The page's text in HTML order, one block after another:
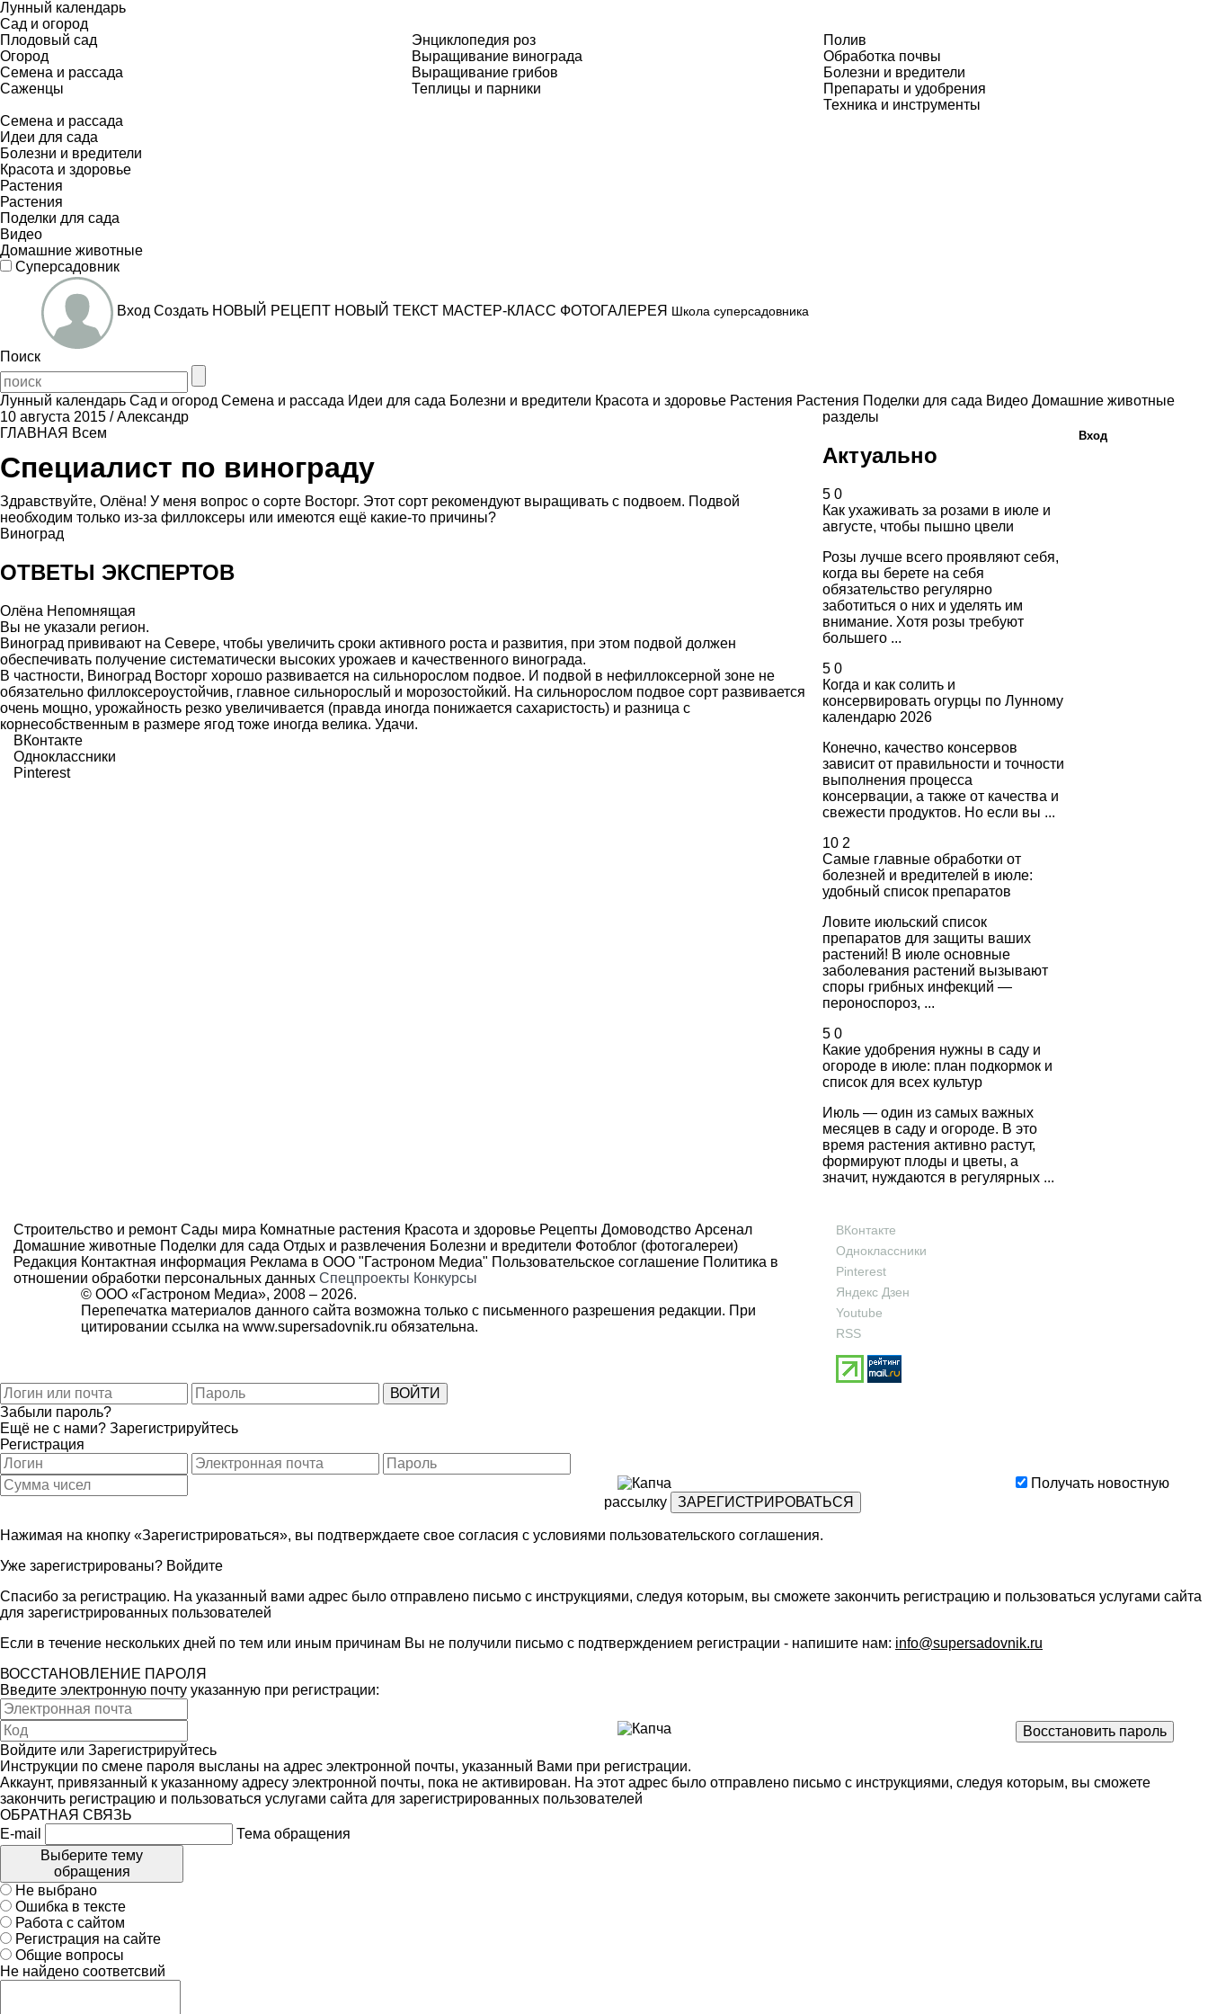
Лунный календарь
Сад и огород
Плодовый сад
Огород
Семена и рассада
Саженцы
Энциклопедия роз
Выращивание винограда
Выращивание грибов
Теплицы и парники
Полив
Обработка почвы
Болезни и вредители
Препараты и удобрения
Техника и инструменты
Семена и рассада
Идеи для сада
Болезни и вредители
Красота и здоровье
Растения
Растения
Поделки для сада
Видео
Домашние животные
Суперсадовник
Вход Создать НОВЫЙ РЕЦЕПТ НОВЫЙ ТЕКСТ МАСТЕР-КЛАСС ФОТОГАЛЕРЕЯ Школа суперсадовника
Поиск
Лунный календарь Сад и огород Семена и рассада Идеи для сада Болезни и вредители Красота и здоровье Растения Растения Поделки для сада Видео Домашние животные
10 августа 2015 /Александр
ГЛАВНАЯ Всем
Специалист по винограду
Здравствуйте, Олёна! У меня вопрос о сорте Восторг. Этот сорт рекомендуют выращивать с подвоем. Подвой
необходим только из-за филлоксеры или имеются ещё какие-то причины?
Виноград
ОТВЕТЫ ЭКСПЕРТОВ
Олёна Непомнящая
Вы не указали регион.
Виноград прививают на Севере, чтобы увеличить сроки активного роста и развития, при этом подвой должен
обеспечивать получение систематически высоких урожаев и качественного винограда.
В частности, Виноград Восторг хорошо развивается на сильнорослом подвое. И подвой в нефиллоксерной зоне не
обязательно филлоксероустойчив, главное сильнорослый и морозостойкий. На сильнорослом подвое сорт развивается
очень мощно, урожайность резко увеличивается (правда иногда понижается сахаристость) и разница с
корнесобственным в размере ягод тоже иногда велика. Удачи.
ВКонтакте
Одноклассники
Pinterest
разделы
Актуально
5 0
Как ухаживать за розами в июле и
августе, чтобы пышно цвели
Розы лучше всего проявляют себя,
когда вы берете на себя
обязательство регулярно
заботиться о них и уделять им
внимание. Хотя розы требуют
большего ...
5 0
Когда и как солить и
консервировать огурцы по Лунному
календарю 2026
Конечно, качество консервов
зависит от правильности и точности
выполнения процесса
консервации, а также от качества и
свежести продуктов. Но если вы ...
10 2
Самые главные обработки от
болезней и вредителей в июле:
удобный список препаратов
Ловите июльский список
препаратов для защиты ваших
растений! В июле основные
заболевания растений вызывают
споры грибных инфекций —
пероноспороз, ...
5 0
Какие удобрения нужны в саду и
огороде в июле: план подкормок и
список для всех культур
Июль — один из самых важных
месяцев в саду и огороде. В это
время растения активно растут,
формируют плоды и цветы, а
значит, нуждаются в регулярных ...
Строительство и ремонт Сады мира Комнатные растения Красота и здоровье Рецепты Домоводство Арсенал
Домашние животные Поделки для сада Отдых и развлечения Болезни и вредители Фотоблог (фотогалереи)
Редакция Контактная информация Реклама в ООО "Гастроном Медиа" Пользовательское соглашение Политика в
отношении обработки персональных данных Спецпроекты Конкурсы
© ООО «Гастроном Медиа», 2008 – 2026.
Перепечатка материалов данного сайта возможна только с письменного разрешения редакции. При
цитировании ссылка на www.supersadovnik.ru обязательна.
ВКонтакте
Одноклассники
Pinterest
Яндекс Дзен
Youtube
RSS
Вход
Забыли пароль?
Ещё не с нами? Зарегистрируйтесь
Регистрация
Получать новостную
рассылку
Нажимая на кнопку «Зарегистрироваться», вы подтверждаете свое согласия с условиями пользовательского соглашения.
Уже зарегистрированы? Войдите
Спасибо за регистрацию. На указанный вами адрес было отправлено письмо с инструкциями, следуя которым, вы сможете закончить регистрацию и пользоваться услугами сайта
для зарегистрированных пользователей
Если в течение нескольких дней по тем или иным причинам Вы не получили письмо с подтверждением регистрации - напишите нам: info@supersadovnik.ru
ВОССТАНОВЛЕНИЕ ПАРОЛЯ
Введите электронную почту указанную при регистрации:
Войдите или Зарегистрируйтесь
Инструкции по смене пароля высланы на адрес электронной почты, указанный Вами при регистрации.
Аккаунт, привязанный к указанному адресу электронной почты, пока не активирован. На этот адрес было отправлено письмо с инструкциями, следуя которым, вы сможете
закончить регистрацию и пользоваться услугами сайта для зарегистрированных пользователей
ОБРАТНАЯ СВЯЗЬ
E-mail
Тема обращения
Выберите тему
обращения
Не выбрано
Ошибка в тексте
Работа с сайтом
Регистрация на сайте
Общие вопросы
Не найдено соответсвий